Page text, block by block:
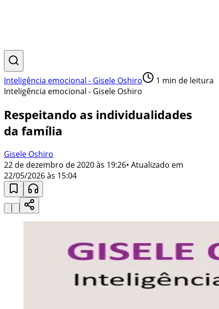
Inteligência emocional - Gisele Oshiro 1 min de leitura
Inteligência emocional - Gisele Oshiro
Respeitando as individualidades
da família
Gisele Oshiro
22 de dezembro de 2020 às 19:26• Atualizado em
22/05/2026 às 15:04